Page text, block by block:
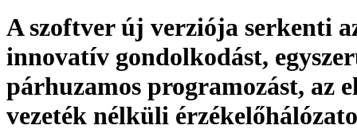
A szoftver új verziója serkenti
innovatív gondolkodást,
párhuzamos programozást, az
vezeték nélküli